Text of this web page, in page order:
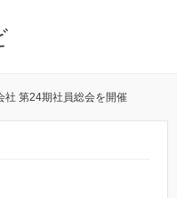
社 第24期社員総会を開催